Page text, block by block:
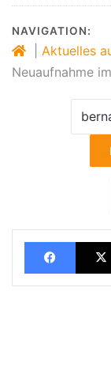
NAVIGATION:
Aktuelles
Neuaufnahme